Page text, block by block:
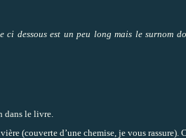
ci dessous est un peu long mais le surnom
dans le livre.
(couverte d’une chemise, je vous rassure).